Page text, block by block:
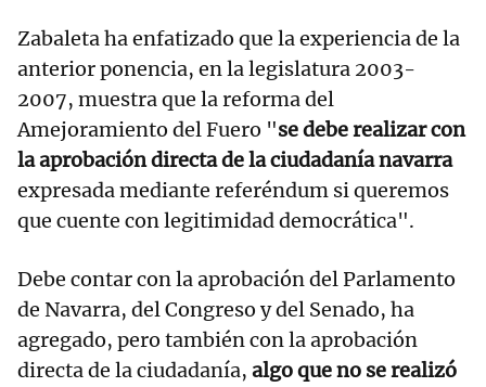
Zabaleta ha enfatizado que la experiencia de la
anterior ponencia, en la legislatura 2003-
2007, muestra que la reforma del
Amejoramiento del Fuero "se debe realizar con
la aprobación directa de la ciudadanía navarra
expresada mediante referéndum si queremos
que cuente con legitimidad democrática".
Debe contar con la aprobación del Parlamento
de Navarra, del Congreso y del Senado, ha
agregado, pero también con la aprobación
directa de la ciudadanía, algo que no se realizó